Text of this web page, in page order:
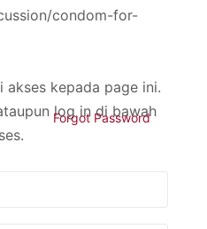
condom-for-
akses kepada page ini.
log in di bawah
Forgot Password